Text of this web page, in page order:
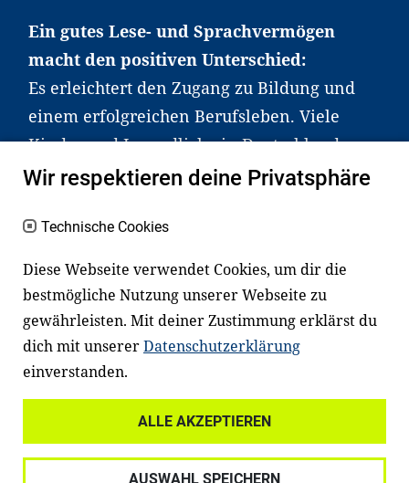
Ein gutes Lese- und Sprachvermögen
macht den positiven Unterschied:
Es erleichtert den Zugang zu Bildung und
einem erfolgreichen Berufsleben. Viele
Kinder und Jugendliche in Deutschland
haben aber große Schwierigkeiten dabei.
an Familien sowie an Erzieher*innen,
Lehrer*innen und andere
Fachexpert*innen. Dafür arbeiten wir eng
mit Ministerien, wissenschaftlichen
Einrichtungen, Verbänden, Unternehmen
und anderen Stiftungen zusammen.
Datenschutz
Wir respektieren deine Privatsphäre
Technische Cookies
Diese Webseite verwendet Cookies, um dir die
bestmögliche Nutzung unserer Webseite zu
gewährleisten. Mit deiner Zustimmung erklärst du
dich mit unsererDatenschutzerklärung
einverstanden.
ALLE AKZEPTIEREN
AUSWAHL SPEICHERN